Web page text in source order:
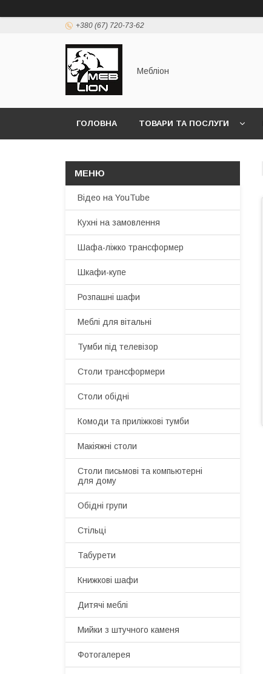
+380 (67) 720-73-62
Мебліон
ГОЛОВНА ТОВАРИ ТА ПОСЛУГИ
Відео на YouTube
Кухні на замовлення
Шафа-ліжко трансформер
Шкафи-купе
Розпашні шафи
Меблі для вітальні
Тумби під телевізор
Столи трансформери
Столи обідні
Комоди та приліжкові тумби
Макіяжні столи
Cтоли письмові та компьютерні
для дому
Обідні групи
Стільці
Табурети
Книжкові шафи
Дитячі меблі
Мийки з штучного каменя
Фотогалерея